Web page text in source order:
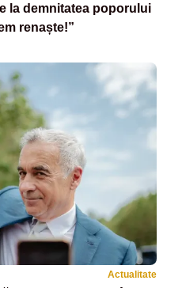
la demnitatea poporului
renaște!”
Actualitate